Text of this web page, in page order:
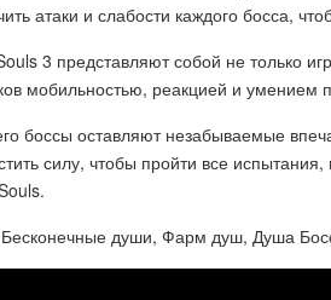
атаки и слабости каждого босса,
3 представляют собой не только
мобильностью, реакцией и умением
боссы оставляют незабываемые
силу, чтобы пройти все
Бесконечные души, Фарм душ, Душа